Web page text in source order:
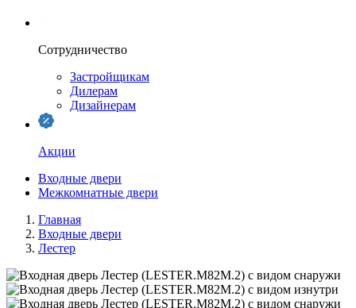
Сотрудничество
Застройщикам
Дилерам
Дизайнерам
Акции
Входные двери
Межкомнатные двери
Главная
Входные двери
Лестер